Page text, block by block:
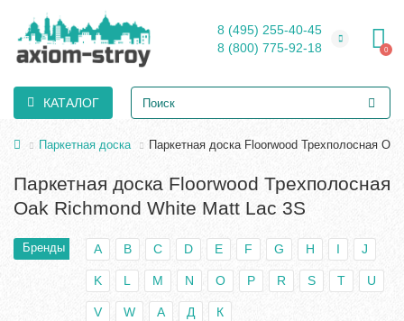
8 (495) 255-40-45
8 (800) 775-92-18
0
КАТАЛОГ
Паркетная доска Паркетная доска Floorwood Трехполосная
Паркетная доска Floorwood Трехполосная
Oak Richmond White Matt Lac 3S
Бренды A B C D E F G H I J
K L M N O P R S T U
V W А Д К